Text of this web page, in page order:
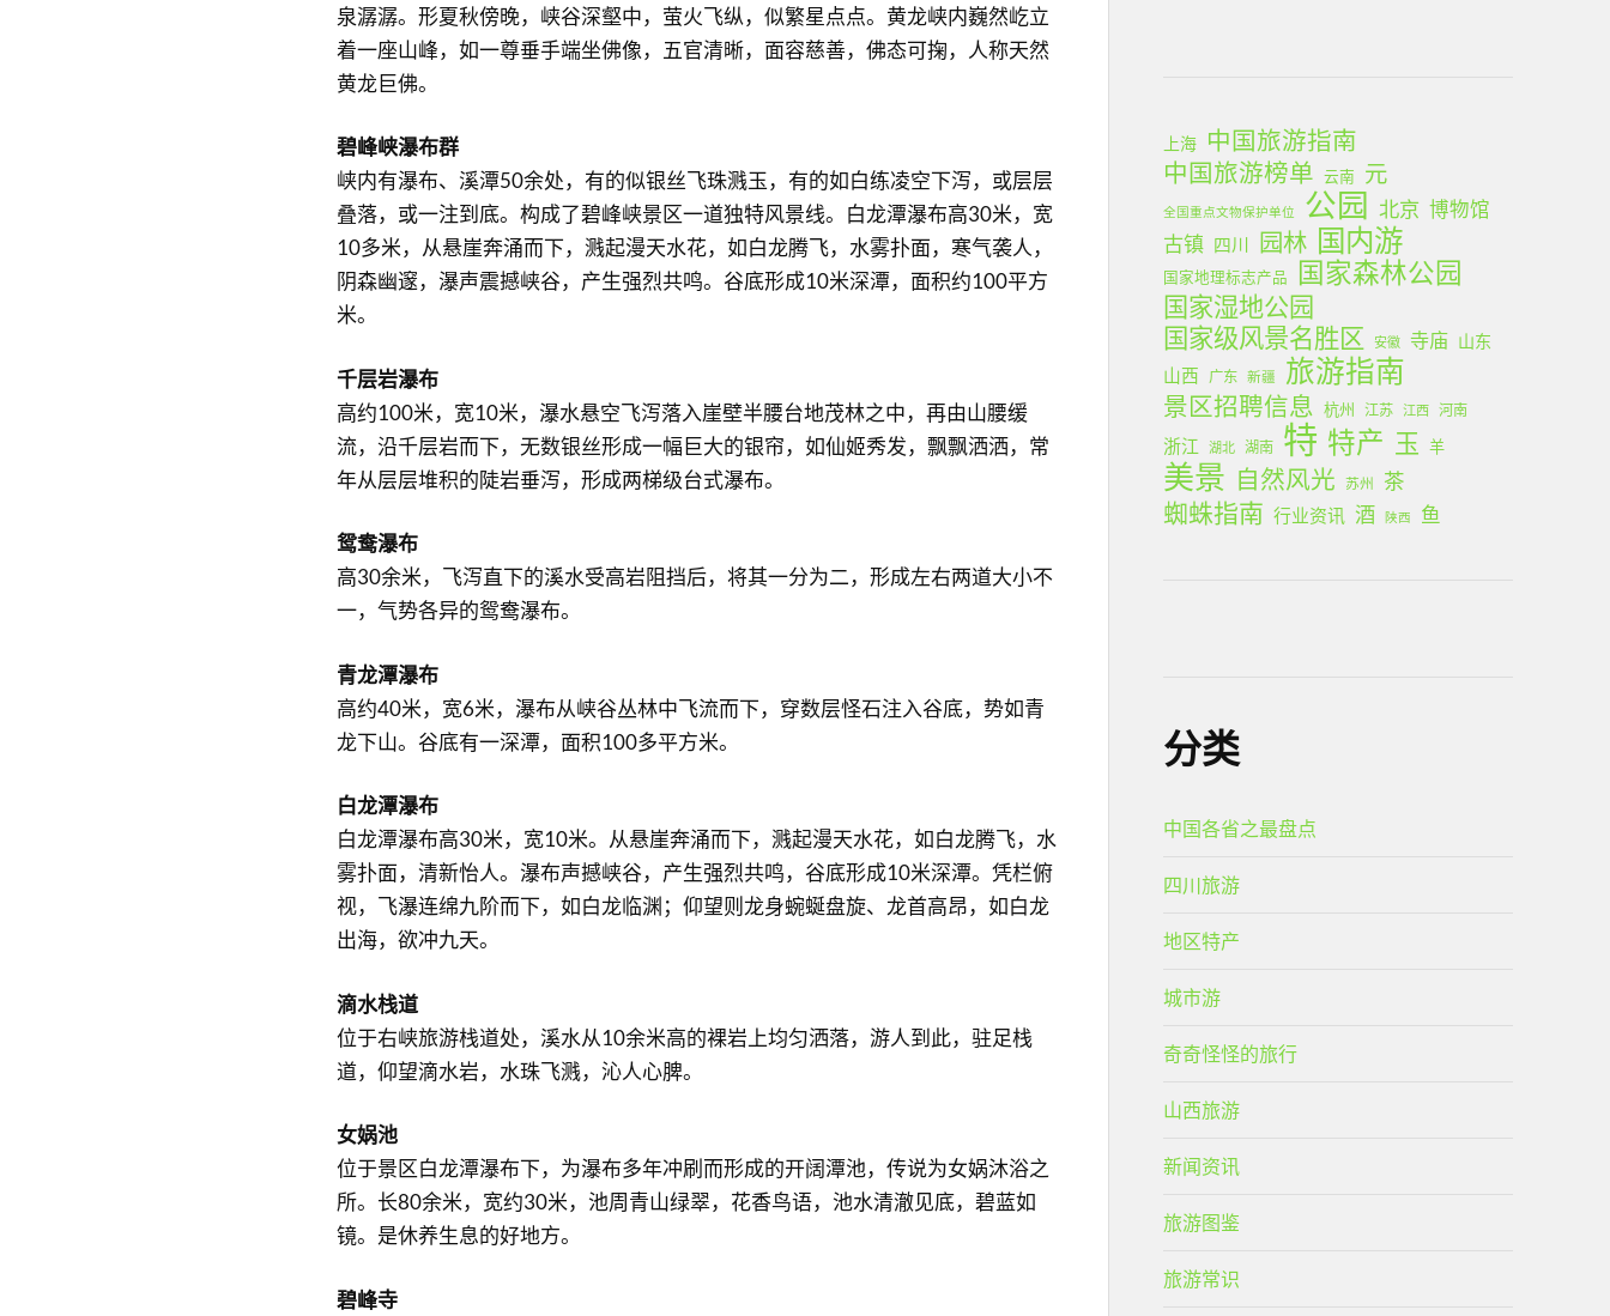
泉潺潺。形夏秋傍晚，峡谷深壑中，萤火飞纵，似繁星点点。黄龙峡内巍然屹立
着一座山峰，如一尊垂手端坐佛像，五官清晰，面容慈善，佛态可掬，人称天然
黄龙巨佛。
碧峰峡瀑布群
峡内有瀑布、溪潭50余处，有的似银丝飞珠溅玉，有的如白练凌空下泻，或层层
叠落，或一注到底。构成了碧峰峡景区一道独特风景线。白龙潭瀑布高30米，宽
10多米，从悬崖奔涌而下，溅起漫天水花，如白龙腾飞，水雾扑面，寒气袭人，
阴森幽邃，瀑声震撼峡谷，产生强烈共鸣。谷底形成10米深潭，面积约100平方
米。
千层岩瀑布
高约100米，宽10米，瀑水悬空飞泻落入崖壁半腰台地茂林之中，再由山腰缓
流，沿千层岩而下，无数银丝形成一幅巨大的银帘，如仙姬秀发，飘飘洒洒，常
年从层层堆积的陡岩垂泻，形成两梯级台式瀑布。
鸳鸯瀑布
高30余米，飞泻直下的溪水受高岩阻挡后，将其一分为二，形成左右两道大小不
一，气势各异的鸳鸯瀑布。
青龙潭瀑布
高约40米，宽6米，瀑布从峡谷丛林中飞流而下，穿数层怪石注入谷底，势如青
龙下山。谷底有一深潭，面积100多平方米。
白龙潭瀑布
白龙潭瀑布高30米，宽10米。从悬崖奔涌而下，溅起漫天水花，如白龙腾飞，水
雾扑面，清新怡人。瀑布声撼峡谷，产生强烈共鸣，谷底形成10米深潭。凭栏俯
视，飞瀑连绵九阶而下，如白龙临渊；仰望则龙身蜿蜒盘旋、龙首高昂，如白龙
出海，欲冲九天。
滴水栈道
位于右峡旅游栈道处，溪水从10余米高的裸岩上均匀洒落，游人到此，驻足栈
道，仰望滴水岩，水珠飞溅，沁人心脾。
女娲池
位于景区白龙潭瀑布下，为瀑布多年冲刷而形成的开阔潭池，传说为女娲沐浴之
所。长80余米，宽约30米，池周青山绿翠，花香鸟语，池水清澈见底，碧蓝如
镜。是休养生息的好地方。
碧峰寺
上海
中国旅游指南
中国旅游榜单 云南 元
全国重点文物保护单位 公园 北京 博物馆
古镇 四川 园林 国内游
国家地理标志产品 国家森林公园
国家湿地公园
国家级风景名胜区
安徽 寺庙 山东
山西 广东 新疆 旅游指南
景区招聘信息 杭州 江苏 江西 河南
浙江 湖北 湖南 特 特产 玉 羊
美景 自然风光 苏州 茶
蜘蛛指南 行业资讯 酒 陕西 鱼
分类
中国各省之最盘点
四川旅游
地区特产
城市游
奇奇怪怪的旅行
山西旅游
新闻资讯
旅游图鉴
旅游常识